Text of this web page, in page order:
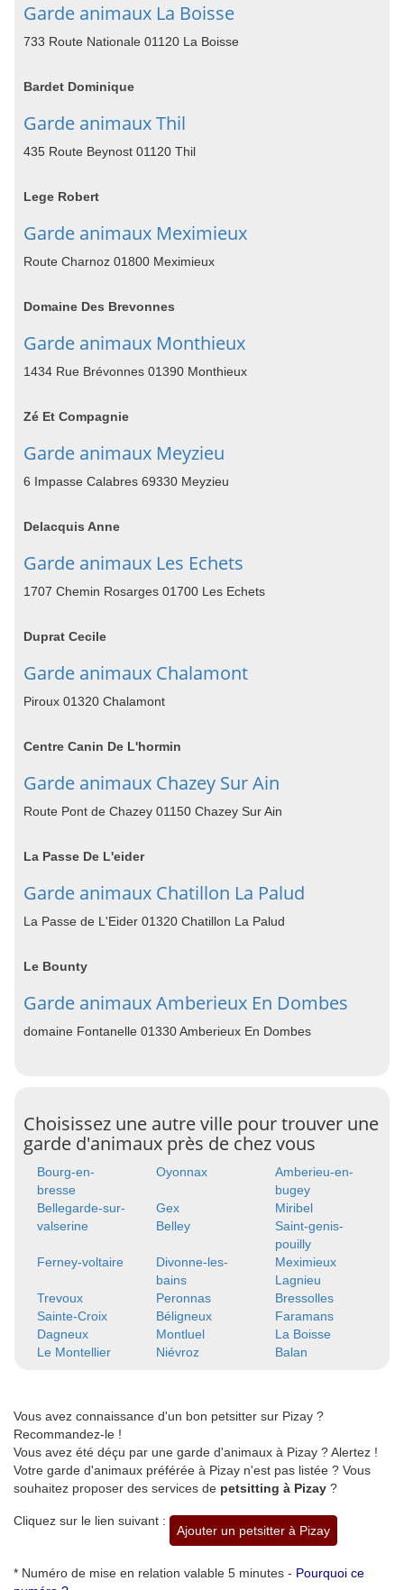
Garde animaux La Boisse
733 Route Nationale 01120 La Boisse
Bardet Dominique
Garde animaux Thil
435 Route Beynost 01120 Thil
Lege Robert
Garde animaux Meximieux
Route Charnoz 01800 Meximieux
Domaine Des Brevonnes
Garde animaux Monthieux
1434 Rue Brévonnes 01390 Monthieux
Zé Et Compagnie
Garde animaux Meyzieu
6 Impasse Calabres 69330 Meyzieu
Delacquis Anne
Garde animaux Les Echets
1707 Chemin Rosarges 01700 Les Echets
Duprat Cecile
Garde animaux Chalamont
Piroux 01320 Chalamont
Centre Canin De L'hormin
Garde animaux Chazey Sur Ain
Route Pont de Chazey 01150 Chazey Sur Ain
La Passe De L'eider
Garde animaux Chatillon La Palud
La Passe de L'Eider 01320 Chatillon La Palud
Le Bounty
Garde animaux Amberieux En Dombes
domaine Fontanelle 01330 Amberieux En Dombes
Choisissez une autre ville pour trouver une
garde d'animaux près de chez vous
Bourg-en-
bresse
Oyonnax
Amberieu-en-
bugey
Bellegarde-sur-
valserine
Gex
Miribel
Belley
Saint-genis-
pouilly
Ferney-voltaire
Divonne-les-
bains
Meximieux
Lagnieu
Trevoux
Peronnas
Bressolles
Sainte-Croix
Béligneux
Faramans
Dagneux
Montluel
La Boisse
Le Montellier
Niévroz Balan
Vous avez connaissance d'un bon petsitter sur Pizay ?
Recommandez-le !
Vous avez été déçu par une garde d'animaux à Pizay ? Alertez !
Votre garde d'animaux préférée à Pizay n'est pas listée ? Vous
souhaitez proposer des services de petsitting à Pizay ?
Cliquez sur le lien suivant :
Ajouter un petsitter à Pizay
* Numéro de mise en relation valable 5 minutes - Pourquoi ce